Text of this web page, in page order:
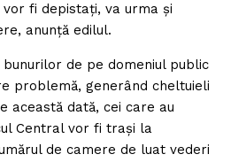
fi depistaţi, va urma şi
anunţă edilul.
de pe domeniul public
problemă, generând cheltuieli
această dată, cei care au
Central vor fi traşi la
de camere de luat vederi